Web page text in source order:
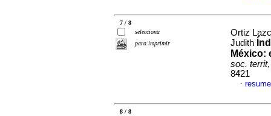
7 / 8
selecciona
para imprimir
Ortiz
Judith
México:
soc. territ
8421
·
8 / 8